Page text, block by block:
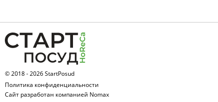
© 2018 - 2026 StartPosud
Политика конфиденциальности
Сайт разработан компанией Nomax